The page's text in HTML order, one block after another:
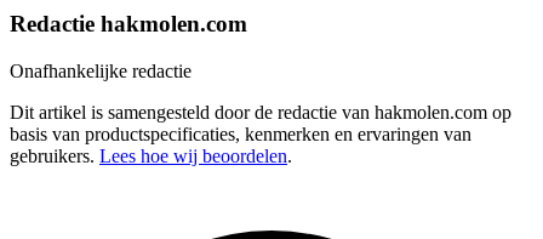
Redactie hakmolen.com
Onafhankelijke redactie
Dit artikel is samengesteld door de redactie van hakmolen.com op
basis van productspecificaties, kenmerken en ervaringen van
gebruikers. Lees hoe wij beoordelen.